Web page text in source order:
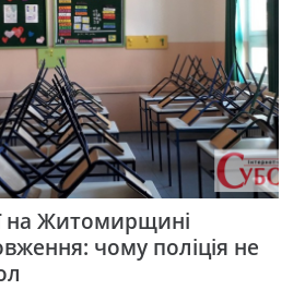
на Житомирщині
чому поліція не